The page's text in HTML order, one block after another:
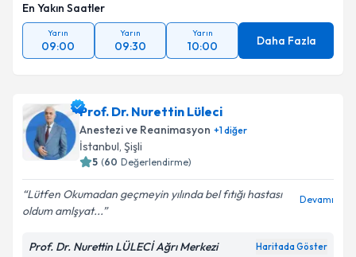
En Yakın Saatler
Yarın
09:00
Yarın
09:30
Yarın
10:00 Daha Fazla
Prof. Dr. Nurettin Lüleci
Anestezi ve Reanimasyon +1diğer
İstanbul, Şişli
5 (60 Değerlendirme)
Lütfen Okumadan geçmeyin yılında bel fıtığı hastası
oldum amlşyat...
Devamı
Prof. Dr. Nurettin LÜLECİ Ağrı Merkezi Haritada Göster